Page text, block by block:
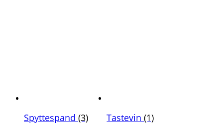
Spyttespand (3) Tastevin(1)